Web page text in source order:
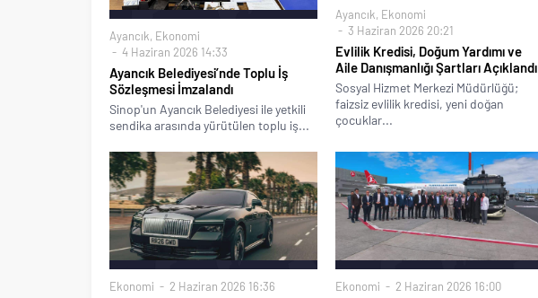
Ayancık, Ekonomi
4 Haziran 2026 14:33
Ayancık Belediyesi’nde Toplu İş
Sözleşmesi İmzalandı
Sinop'un Ayancık Belediyesi ile yetkili
sendika arasında yürütülen toplu iş...
Ayancık, Ekonomi
3 Haziran 2026 20:21
Evlilik Kredisi, Doğum Yardımı ve
Aile Danışmanlığı Şartları Açıklandı
Sosyal Hizmet Merkezi Müdürlüğü;
faizsiz evlilik kredisi, yeni doğan
çocuklar...
Ekonomi 2 Haziran 2026 16:36 Ekonomi 2 Haziran 2026 16:00